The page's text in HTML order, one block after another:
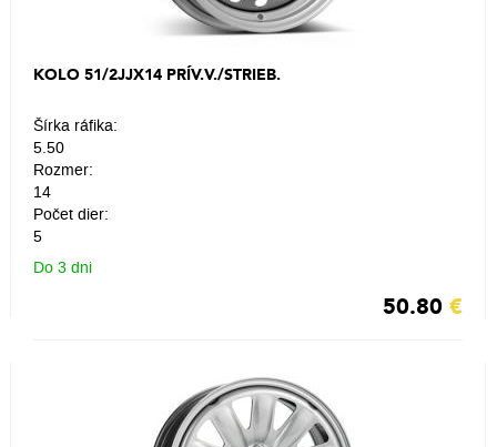
KOLO 51/2JJX14 PRÍV.V./STRIEB.
Šírka ráfika:
5.50
Rozmer:
14
Počet dier:
5
Do 3 dni
50.80 €